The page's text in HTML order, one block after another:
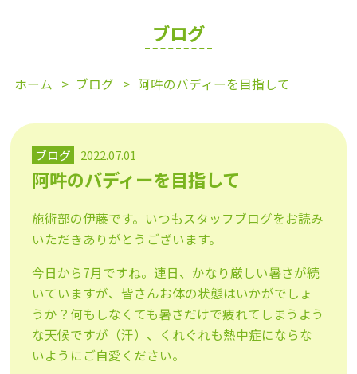
ブログ
ホーム ブログ 阿吽のバディーを目指して
ブログ 2022.07.01
阿吽のバディーを目指して
施術部の伊藤です。いつもスタッフブログをお読み
いただきありがとうございます。
今日から7月ですね。連日、かなり厳しい暑さが続
いていますが、皆さんお体の状態はいかがでしょ
うか？何もしなくても暑さだけで疲れてしまうよう
な天候ですが（汗）、くれぐれも熱中症にならな
いようにご自愛ください。